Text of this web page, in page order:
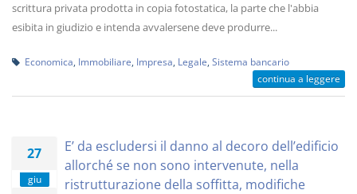
scrittura privata prodotta in copia fotostatica, la parte che l'abbia
esibita in giudizio e intenda avvalersene deve produrre...
Economica Immobiliare Impresa Legale Sistema bancario
continua a leggere
27
giu
E’ da escludersi il danno al decoro dell’edificio
allorché se non sono intervenute, nella
ristrutturazione della soffitta, modifiche